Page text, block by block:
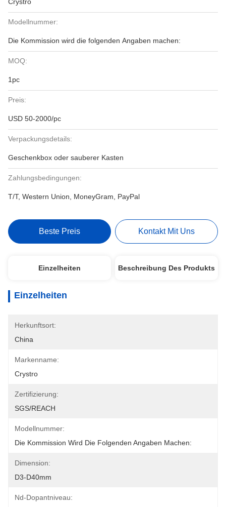
Modellnummer:
Die Kommission wird die folgenden Angaben machen:
MOQ:
1pc
Preis:
USD 50-2000/pc
Verpackungsdetails:
Geschenkbox oder sauberer Kasten
Zahlungsbedingungen:
T/T, Western Union, MoneyGram, PayPal
Beste Preis Kontakt Mit Uns
Einzelheiten Beschreibung Des Produkts
Einzelheiten
Herkunftsort:
China
Markenname:
Crystro
Zertifizierung:
SGS/REACH
Modellnummer:
Die Kommission Wird Die Folgenden Angaben Machen:
Dimension:
D3-D40mm
Nd-Dopantniveau: